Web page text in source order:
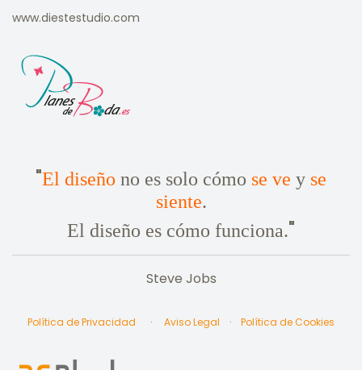
www.diestestudio.com
"El diseño no es solo cómo se ve y se
siente.
El diseño es cómo funciona."
Steve Jobs
Política de Privacidad · Aviso Legal · Política de Cookies